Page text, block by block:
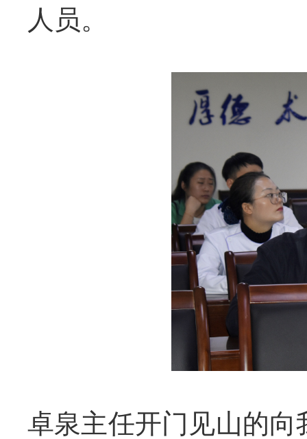
人员。
卓泉主任开门见山的